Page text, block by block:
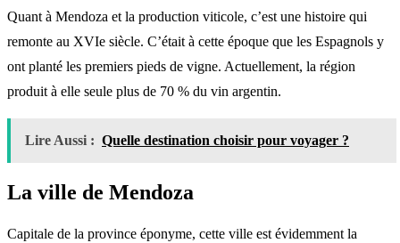
Quant à Mendoza et la production viticole, c’est une histoire qui
remonte au XVIe siècle. C’était à cette époque que les Espagnols y
ont planté les premiers pieds de vigne. Actuellement, la région
produit à elle seule plus de 70 % du vin argentin.
Lire Aussi : Quelle destination choisir pour voyager ?
La ville de Mendoza
Capitale de la province éponyme, cette ville est évidemment la